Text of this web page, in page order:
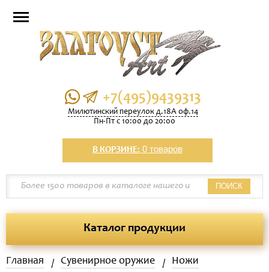
+7(495)9439313
Милютинский переулок д.18А оф.14
Пн-Пт с 10:00 до 20:00
В КОРЗИНЕ: 0 товаров
ПОИСК
Каталог продукции
Главная Сувенирное оружие
Ножи